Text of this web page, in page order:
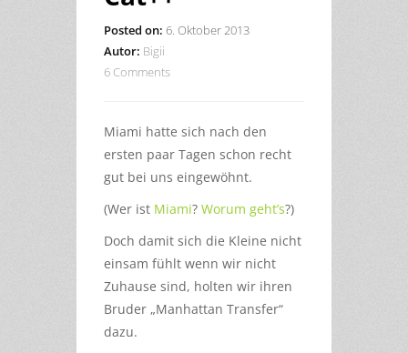
Posted on: 6. Oktober 2013
Autor: Bigii
6 Comments
Miami hatte sich nach den
ersten paar Tagen schon recht
gut bei uns eingewöhnt.
(Wer ist Miami? Worum geht’s?)
Doch damit sich die Kleine nicht
einsam fühlt wenn wir nicht
Zuhause sind, holten wir ihren
Bruder „Manhattan Transfer“
dazu.